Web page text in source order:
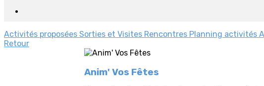
Activités proposées Sorties et Visites Rencontres Planning activités
Retour
Anim' Vos Fêtes